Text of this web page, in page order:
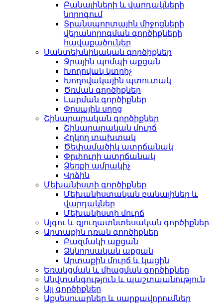
Բանալիների և վարդակների
նորոգում
Տրանսպորտային միջոցների
վերանորոգման գործիքների
հավաքածուներ
Սանտեխնիկական գործիքներ
Ջրային պոմպի աքցան
Խողովակ կտրիչ
Խողովակային պտուտակ
Ծռման գործիքներ
Լարման գործիքներ
Փոսային սղոց
Շինարարական գործիքներ
Շինարարական մուրճ
Հղկող տախտակ
Ծեփամածիկ ատրճանակ
Փրփուրի ատրճանակ
Ձեռքի ամրակիչ
Վրձին
Մեխանիստի գործիքներ
Մեխանիստական ​​​​բանալիներ և
վարդակներ
Մեխանիստի մուրճ
Այգու և գյուղատնտեսական գործիքներ
Արտաքին դռան գործիքներ
Բազմակի աքցան
Ձկնորսական աքցան
Արտաքին մուրճ և կացին
Եռակցման և միացման գործիքներ
Անվտանգություն և պաշտպանություն
Այլ գործիքներ
Աքսեսուարներ և սարքավորումներ